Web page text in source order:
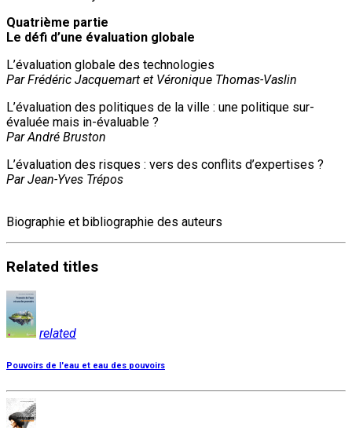
Quatrième partie
Le défi d’une évaluation globale
L’évaluation globale des technologies
Par Frédéric Jacquemart et Véronique Thomas-Vaslin
L’évaluation des politiques de la ville : une politique sur-
évaluée mais in-évaluable ?
Par André Bruston
L’évaluation des risques : vers des conflits d’expertises ?
Par Jean-Yves Trépos
Biographie et bibliographie des auteurs
Related titles
related
Pouvoirs de l'eau et eau des pouvoirs